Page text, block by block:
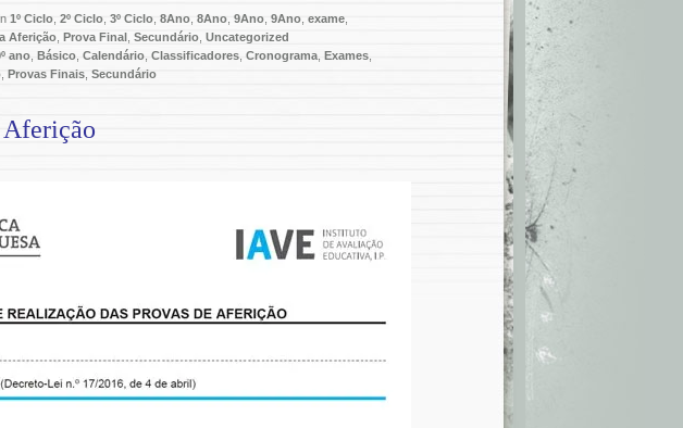
1º Ciclo 2º Ciclo 3º Ciclo 8Ano 8Ano 9Ano 9Ano exame
Aferição Prova Final Secundário Uncategorized
ano Básico Calendário Classificadores Cronograma Exames
Provas Finais Secundário
Aferição